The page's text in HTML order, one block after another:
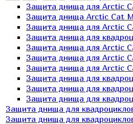
Защита днища для Arctic
Защита днища Arctic Cat
Защита днища для Arctic
Защита днища для
Защита днища для Arctic
Защита днища для Arctic
Защита днища для Arctic
Защита днища для
Защита днища для
Защита днища для
Защита днища для
Защита днища для